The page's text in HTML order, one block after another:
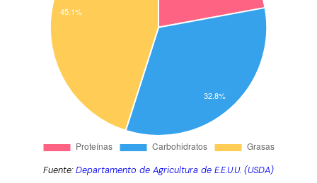
Fuente:Departamento de Agricultura de E.E.U.U. (USDA)